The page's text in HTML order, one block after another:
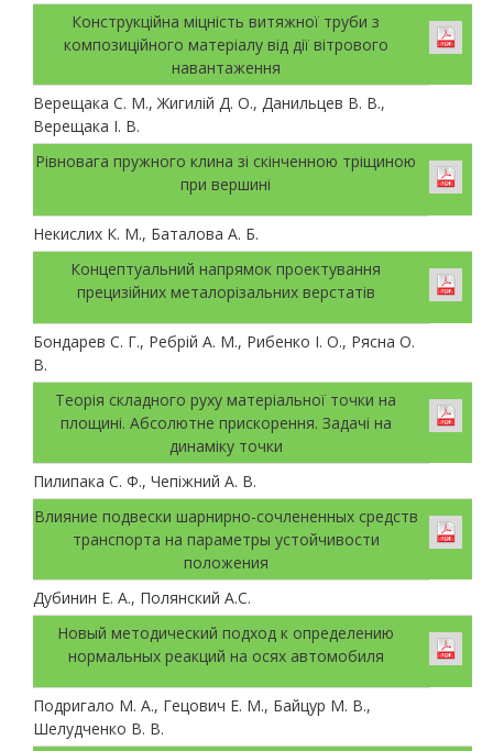
Конструкційна міцність витяжної труби з
композиційного матеріалу від дії вітрового
навантаження
Верещака С. М., Жигилій Д. О., Данильцев В. В.,
Верещака І. В.
Рівновага пружного клина зі скінченною тріщиною
при вершині
Некислих К. М., Баталова А. Б.
Концептуальний напрямок проектування
прецизійних металорізальних верстатів
Бондарев С. Г., Ребрій А. М., Рибенко І. О., Рясна О.
В.
Теорія складного руху матеріальної точки на
площині. Абсолютне прискорення. Задачі на
динаміку точки
Пилипака С. Ф., Чепіжний А. В.
Влияние подвески шарнирно-сочлененных средств
транспорта на параметры устойчивости
положения
Дубинин Е. А., Полянский А.С.
Новый методический подход к определению
нормальных реакций на осях автомобиля
Подригало М. А., Гецович Е. М., Байцур М. В.,
Шелудченко В. В.